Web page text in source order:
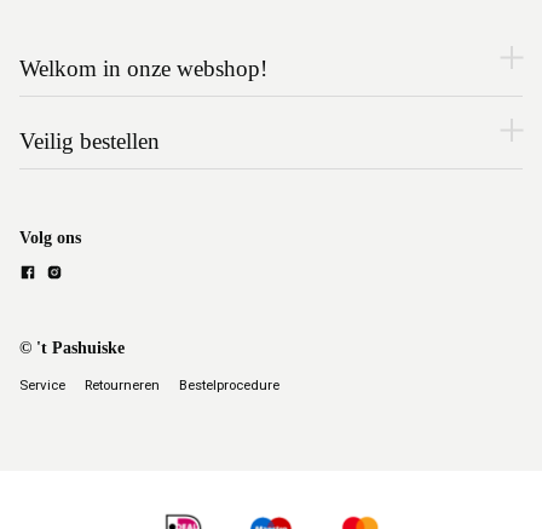
Welkom in onze webshop!
Veilig bestellen
Volg ons
© 't Pashuiske
Service Retourneren Bestelprocedure